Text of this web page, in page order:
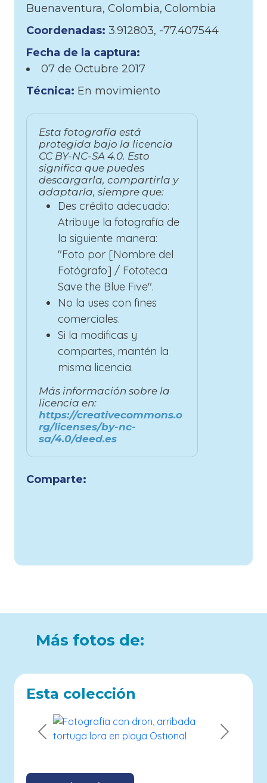
Buenaventura, Colombia Colombia
Coordenadas: 3.912803, -77.407544
Fecha de la captura:
07 de Octubre 2017
Técnica: En movimiento
Esta fotografía está
protegida bajo la licencia
CC BY-NC-SA 4.0. Esto
significa que puedes
descargarla, compartirla y
adaptarla, siempre que:
Des crédito adecuado:
Atribuye la fotografía de
la siguiente manera:
"Foto por [Nombre del
Fotógrafo] / Fototeca
Save the Blue Five".
No la uses con fines
comerciales.
Si la modificas y
compartes, mantén la
misma licencia.
Más información sobre la
licencia en:
https://creativecommons.o
rg/licenses/by-nc-
sa/4.0/deed.es
Comparte:
Más fotos de:
Esta colección
Previous Next